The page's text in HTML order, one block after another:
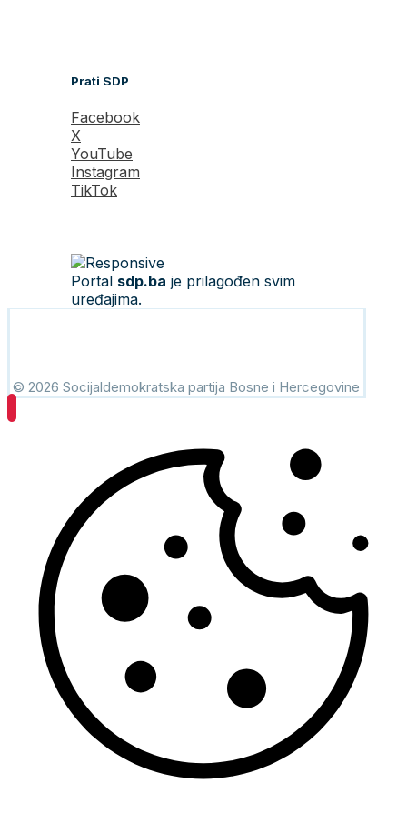
Prati SDP
Facebook
X
YouTube
Instagram
TikTok
Portal sdp.ba je prilagođen svim
uređajima.
© 2026 Socijaldemokratska partija Bosne i Hercegovine